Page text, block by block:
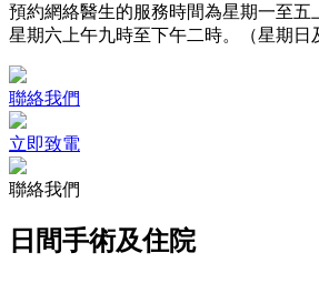
預約網絡醫生的服務時間為星期一至五
星期六上午九時至下午二時。（星期日
聯絡我們
立即致電
聯絡我們
日間手術及住院